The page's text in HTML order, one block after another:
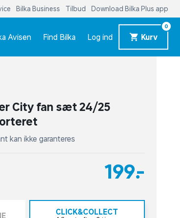
Bilka Business Tilbud Download Bilka Plus app
Avisen Find Bilka Log ind Kurv
0
City fan sæt 24/25
kan ikke garanteres
199,-
CLICK&COLLECT